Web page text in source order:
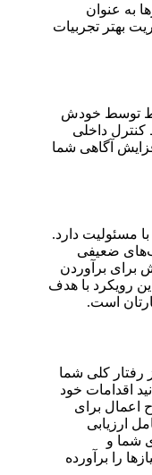
به عنوان
بهتر تجربیات
توسط خودش
داخلی
آگاهی شما
مسئولیت دارد.
ضعیفی
برای برآوردن
رویکرد با هدف
است.
رفتار کلی شما
اقدامات خود
اعمال برای
ارزیابی
شما و
را برآورده